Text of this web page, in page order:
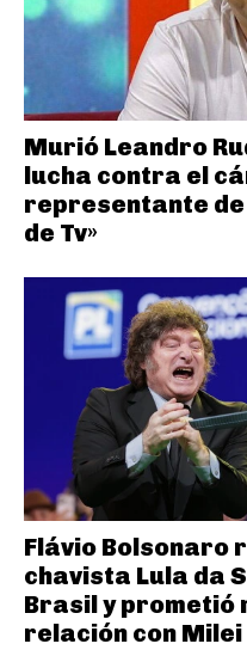
Murió Leandro
lucha contra el
representante
de Tv»
Flávio Bolsonaro
chavista Lula da
Brasil y
relación con Milei